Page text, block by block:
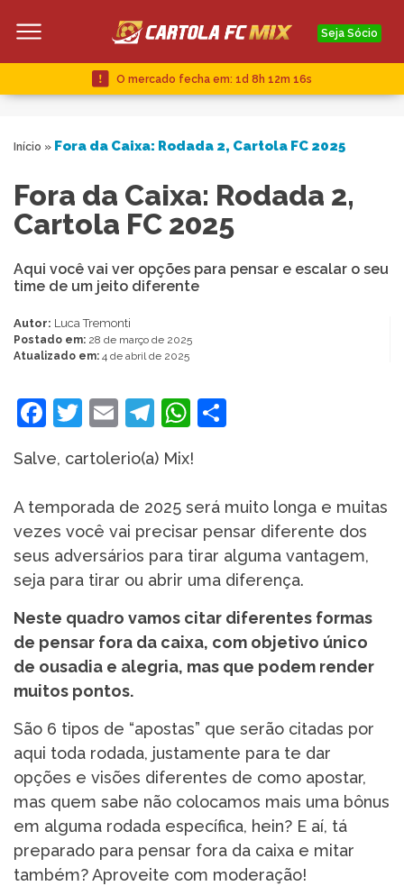
Seja Sócio
O mercado fecha em: 1d 8h 12m 15s
Início » Fora da Caixa: Rodada 2, Cartola FC 2025
Fora da Caixa: Rodada 2,
Cartola FC 2025
Aqui você vai ver opções para pensar e escalar o seu
time de um jeito diferente
Autor: Luca Tremonti
Postado em: 28 de março de 2025
Atualizado em: 4 de abril de 2025
Facebook
Twitter
EmailTelegram
WhatsApp
Salve, cartolerio(a) Mix!
A temporada de 2025 será muito longa e muitas
vezes você vai precisar pensar diferente dos
seus adversários para tirar alguma vantagem,
seja para tirar ou abrir uma diferença.
Neste quadro vamos citar diferentes formas
de pensar fora da caixa, com objetivo único
de ousadia e alegria, mas que podem render
muitos pontos.
São 6 tipos de “apostas” que serão citadas por
aqui toda rodada, justamente para te dar
opções e visões diferentes de como apostar,
mas quem sabe não colocamos mais uma bônus
em alguma rodada específica, hein? E aí, tá
preparado para pensar fora da caixa e mitar
também? Aproveite com moderação!